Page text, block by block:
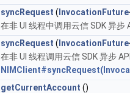
syncRequest ( InvocationFuture
在非 UI 线程中调用云信 SDK 异
syncRequest ( InvocationFuture
在非 UI 线程调用云信 SDK 异步
getCurrentAccount ()